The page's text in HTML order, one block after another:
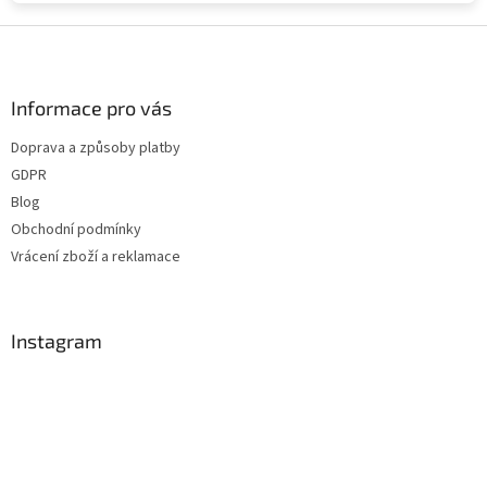
Informace pro vás
Doprava a způsoby platby
GDPR
Blog
Obchodní podmínky
Vrácení zboží a reklamace
Instagram